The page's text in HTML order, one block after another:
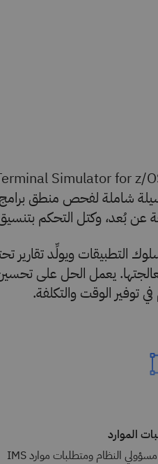
وكتل التحكم بتنسيق 3270، وأنشطة قواعد
التطبيقات ويولِّد
يعمل الحل على تحسين
توفير الوقت والتكلفة.
الموارد
تقليل مهام مسؤولي النظام ومتطلبات موارد IMS